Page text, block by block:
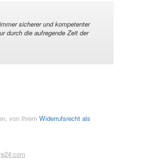
sicherer und kompetenter
durch die aufregende Zeit der
von Ihrem Widerrufsrecht als